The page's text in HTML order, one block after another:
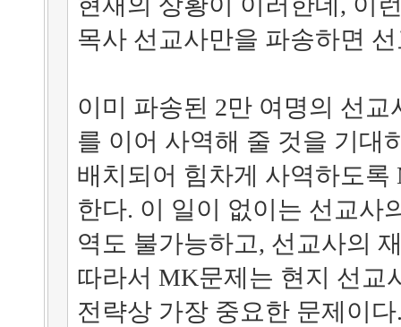
목사 선교사만을 파송하면
이미 파송된 2만 여명의 선
를 이어 사역해 줄 것을 기대
배치되어 힘차게 사역하도
한다. 이 일이 없이는 선교사
역도 불가능하고, 선교사의
따라서 MK문제는 현지 선교
전략상 가장 중요한 문제이